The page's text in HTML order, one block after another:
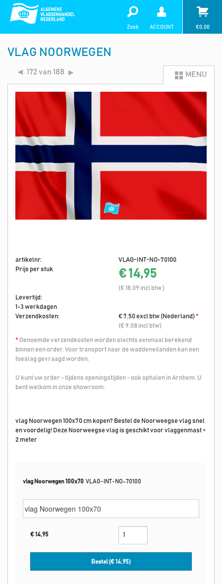
Zoek ACCOUNT €0,00
VLAG NOORWEGEN
172 van 188 MENU
artikelnr:
VLAG-INT-NO-70100
Prijs per stuk
€ 14,95
(€ 18,09 incl btw )
Levertijd:
1-3 werkdagen
Verzendkosten:
€ 7,50 excl btw (Nederland)*
(€ 9,08 incl btw)
* Genoemde verzendkosten worden slechts eenmaal berekend
binnen een order. Voor transport naar de waddeneilanden kan een
toeslag gevraagd worden.
U kunt uw order - tijdens openingstijden - ook ophalen in Arnhem. U
bent welkom in onze showroom.
vlag Noorwegen 100x70 cm kopen? Bestel de Noorweegse vlag snel
en voordelig! Deze Noorweegse vlag is geschikt voor vlaggenmast <
2 meter
vlag Noorwegen 100x70 VLAG-INT-NO-70100
€14,95
Bestel (€14,95)